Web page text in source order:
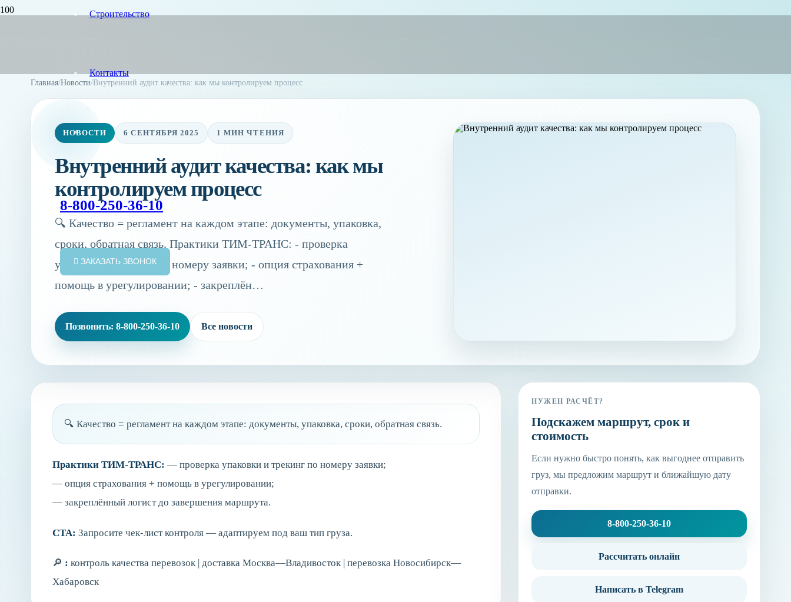
Строительство
Контакты
8-800-250-36-10
ЗАКАЗАТЬ ЗВОНОК
Главная/Новости/Внутренний аудит качества: как мы контролируем процесс
НОВОСТИ 6 СЕНТЯБРЯ 2025 1 МИН ЧТЕНИЯ
Внутренний аудит качества: как мы
контролируем процесс
🔍 Качество = регламент на каждом этапе: документы, упаковка,
сроки, обратная связь. Практики ТИМ‑ТРАНС: - проверка
упаковки и трекинг по номеру заявки; - опция страхования +
помощь в урегулировании; - закреплён…
Позвонить: 8-800-250-36-10 Все новости
🔍 Качество = регламент на каждом этапе: документы, упаковка, сроки, обратная связь.
Практики ТИМ‑ТРАНС: — проверка упаковки и трекинг по номеру заявки;
— опция страхования + помощь в урегулировании;
— закреплённый логист до завершения маршрута.
CTA: Запросите чек‑лист контроля — адаптируем под ваш тип груза.
🔎 : контроль качества перевозок | доставка Москва—Владивосток | перевозка Новосибирск—
Хабаровск
НУЖЕН РАСЧЁТ?
Подскажем маршрут, срок и
стоимость
Если нужно быстро понять, как выгоднее отправить
груз, мы предложим маршрут и ближайшую дату
отправки.
8-800-250-36-10
Рассчитать онлайн
Написать в Telegram